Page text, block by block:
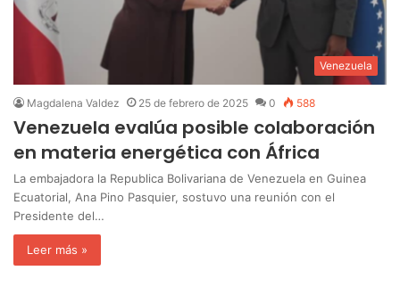
Venezuela
Magdalena Valdez 25 de febrero de 2025 0 588
Venezuela evalúa posible colaboración
en materia energética con África
La embajadora la Republica Bolivariana de Venezuela en Guinea
Ecuatorial, Ana Pino Pasquier, sostuvo una reunión con el
Presidente del…
Leer más »